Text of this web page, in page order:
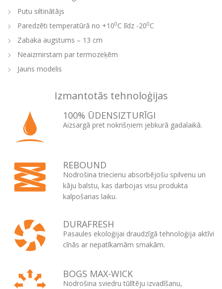
Putu siltinātājs
Paredzēti temperatūrā no +100C līdz -200C
Zabaka augstums – 13 cm
Neaizmirstam par termozeķēm
Jauns modelis
Izmantotās tehnoloģijas
100% ŪDENSIZTURĪGI
Aizsargā pret nokrišņiem jebkurā gadalaikā.
REBOUND
Nodrošina triecienu absorbējošu spilvenu un
kāju balstu, kas darbojas visu produkta
kalpošanas laiku.
DURAFRESH
Pasaules ekoloģijai draudzīgā tehnoloģija aktīvi
cīnās ar nepatīkamām smakām.
BOGS MAX-WICK
Nodrošina sviedru tūlītēju izvadīšanu,